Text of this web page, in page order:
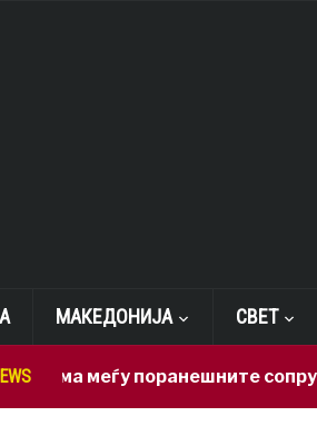
МАКЕДОНИЈА СВЕТ
меѓу поранешните